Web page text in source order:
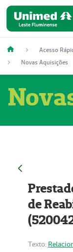
Acesso
Novas Aquisições
de
Texto: